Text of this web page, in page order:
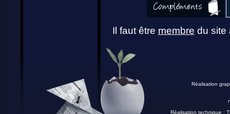
Il faut être membre du site
Réalisation
Réalisation technique :